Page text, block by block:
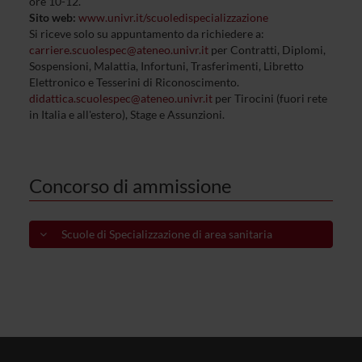
Sito web: www.univr.it/scuoledispecializzazione
Si riceve solo su appuntamento da richiedere a:
carriere.scuolespec@ateneo.univr.itper Contratti, Diplomi,
Sospensioni, Malattia, Infortuni, Trasferimenti, Libretto
Elettronico e Tesserini di Riconoscimento.
didattica.scuolespec@ateneo.univr.itper Tirocini (fuori rete
in Italia e all'estero), Stage e Assunzioni.
Concorso di ammissione
Scuole di Specializzazione di area sanitaria